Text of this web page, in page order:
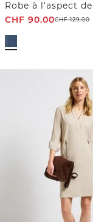
Robe à l'aspect
CHF 90.00CHF129.00